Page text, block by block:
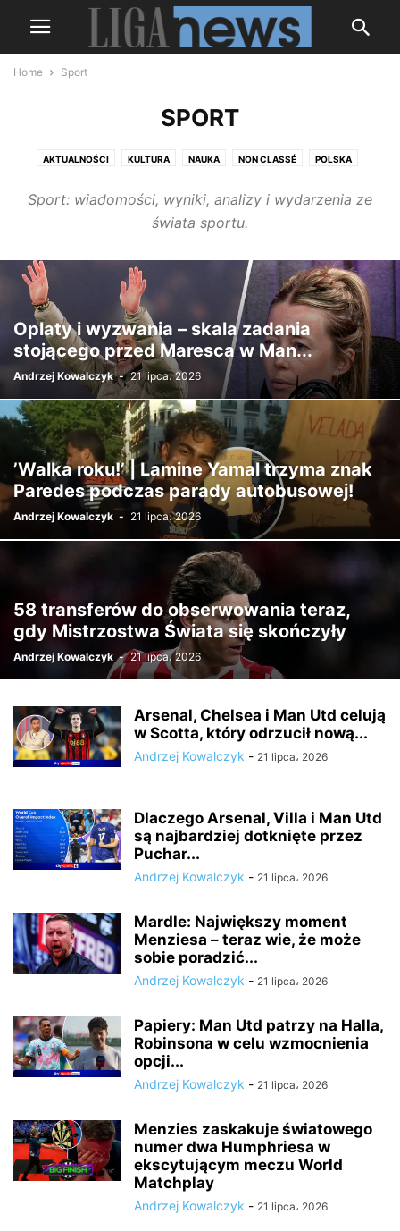
Home Sport
SPORT
AKTUALNOŚCI KULTURA NAUKA NON CLASSÉ POLSKA
Sport: wiadomości, wyniki, analizy i wydarzenia ze
świata sportu.
Oplaty i wyzwania – skala zadania
stojącego przed Maresca w Man...
Andrzej Kowalczyk - 21 lipca، 2026
’Walka roku!’ | Lamine Yamal trzyma znak
Paredes podczas parady autobusowej!
Andrzej Kowalczyk - 21 lipca، 2026
58 transferów do obserwowania teraz,
gdy Mistrzostwa Świata się skończyły
Andrzej Kowalczyk - 21 lipca، 2026
Arsenal, Chelsea i Man Utd celują
w Scotta, który odrzucił nową...
Andrzej Kowalczyk - 21 lipca، 2026
Dlaczego Arsenal, Villa i Man Utd
są najbardziej dotknięte przez
Puchar...
Andrzej Kowalczyk - 21 lipca، 2026
Mardle: Największy moment
Menziesa – teraz wie, że może
sobie poradzić...
Andrzej Kowalczyk - 21 lipca، 2026
Papiery: Man Utd patrzy na Halla,
Robinsona w celu wzmocnienia
opcji...
Andrzej Kowalczyk - 21 lipca، 2026
Menzies zaskakuje światowego
numer dwa Humphriesa w
ekscytującym meczu World
Matchplay
Andrzej Kowalczyk - 21 lipca، 2026